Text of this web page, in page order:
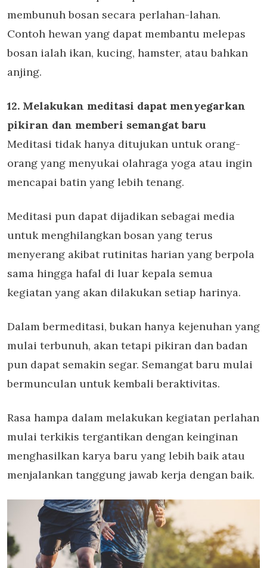
membunuh bosan secara perlahan-lahan.
Contoh hewan yang dapat membantu melepas
bosan ialah ikan, kucing, hamster, atau bahkan
anjing.
12. Melakukan meditasi dapat menyegarkan
pikiran dan memberi semangat baru
Meditasi tidak hanya ditujukan untuk orang-
orang yang menyukai olahraga yoga atau ingin
mencapai batin yang lebih tenang.
Meditasi pun dapat dijadikan sebagai media
untuk menghilangkan bosan yang terus
menyerang akibat rutinitas harian yang berpola
sama hingga hafal di luar kepala semua
kegiatan yang akan dilakukan setiap harinya.
Dalam bermeditasi, bukan hanya kejenuhan yang
mulai terbunuh, akan tetapi pikiran dan badan
pun dapat semakin segar. Semangat baru mulai
bermunculan untuk kembali beraktivitas.
Rasa hampa dalam melakukan kegiatan perlahan
mulai terkikis tergantikan dengan keinginan
menghasilkan karya baru yang lebih baik atau
menjalankan tanggung jawab kerja dengan baik.